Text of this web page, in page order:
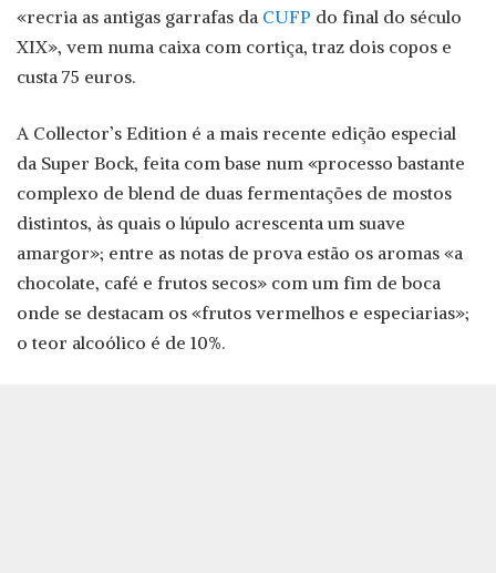
«recria as antigas garrafas da CUFP do final do século
XIX», vem numa caixa com cortiça, traz dois copos e
custa 75 euros.
A Collector’s Edition é a mais recente edição especial
da Super Bock, feita com base num «processo bastante
complexo de blend de duas fermentações de mostos
distintos, às quais o lúpulo acrescenta um suave
amargor»; entre as notas de prova estão os aromas «a
chocolate, café e frutos secos» com um fim de boca
onde se destacam os «frutos vermelhos e especiarias»;
o teor alcoólico é de 10%.